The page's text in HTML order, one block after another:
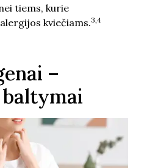
tiems, kurie
kviečiams.3,4
–